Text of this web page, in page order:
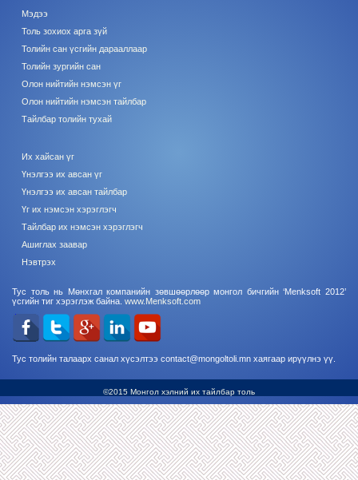
Мэдээ
Толь зохиох арга зүй
Толийн сан үсгийн дарааллаар
Толийн зургийн сан
Олон нийтийн нэмсэн үг
Олон нийтийн нэмсэн тайлбар
Тайлбар толийн тухай
Их хайсан үг
Үнэлгээ их авсан үг
Үнэлгээ их авсан тайлбар
Үг их нэмсэн хэрэглэгч
Тайлбар их нэмсэн хэрэглэгч
Ашиглах заавар
Нэвтрэх
Тус толь нь Мөнхгал компанийн зөвшөөрлөөр монгол бичгийн ‘Menksoft 2012’
үсгийн тиг хэрэглэж байна. www.Menksoft.com
Тус толийн талаарх санал хүсэлтээ contact@mongoltoli.mn хаягаар ирүүлнэ үү.
©2015 Монгол хэлний их тайлбар толь